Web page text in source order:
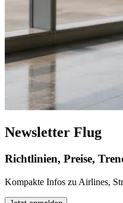
Newsletter Flug
Richtlinien, Preise,
Kompakte Infos zu Airlines,